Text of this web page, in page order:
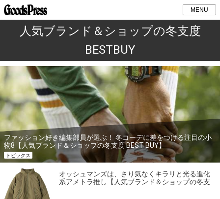
MENU
人気ブランド＆ショップの冬支度
BESTBUY
ファッション好き編集部員が選ぶ！ 冬コーデに差をつける注目の小
物8【人気ブランド＆ショップの冬支度 BEST BUY】
トピックス
オッシュマンズは、さり気なくキラリと光る進化
系アメトラ推し【人気ブランド＆ショップの冬支